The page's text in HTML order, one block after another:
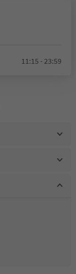
11:15 - 23:59